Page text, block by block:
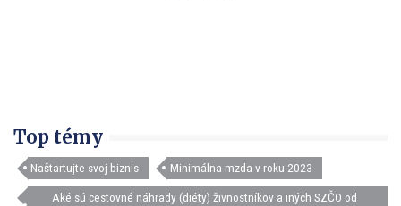
Top témy
Naštartujte svoj biznis Minimálna mzda v roku 2023
Aké sú cestovné náhrady (diéty) živnostníkov a iných SZČO od